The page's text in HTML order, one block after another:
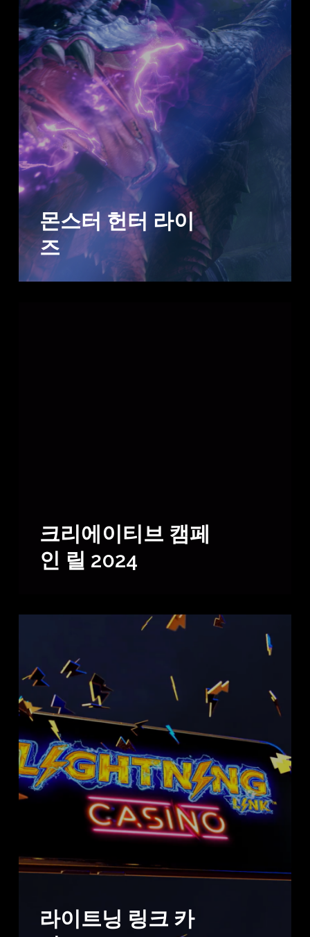
몬스터 헌터 라이
즈
크리에이티브 캠페
인 릴 2024
라이트닝 링크 카